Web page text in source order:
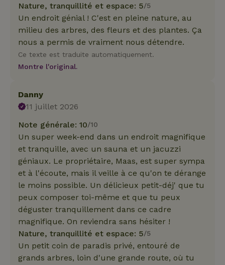
Nature, tranquillité et espace: 5/5
Un endroit génial ! C'est en pleine nature, au
milieu des arbres, des fleurs et des plantes. Ça
nous a permis de vraiment nous détendre.
Ce texte est traduite automatiquement.
Montre l'original.
Danny
11 juillet 2026
Note générale: 10/10
Un super week-end dans un endroit magnifique
et tranquille, avec un sauna et un jacuzzi
géniaux. Le propriétaire, Maas, est super sympa
et à l'écoute, mais il veille à ce qu'on te dérange
le moins possible. Un délicieux petit-déj' que tu
peux composer toi-même et que tu peux
déguster tranquillement dans ce cadre
magnifique. On reviendra sans hésiter !
Nature, tranquillité et espace: 5/5
Un petit coin de paradis privé, entouré de
grands arbres, loin d'une grande route, où tu